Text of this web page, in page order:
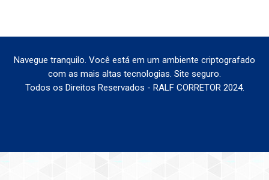
Navegue tranquilo. Você está em um ambiente criptografado
com as mais altas tecnologias. Site seguro.
Todos os Direitos Reservados - RALF CORRETOR 2024.